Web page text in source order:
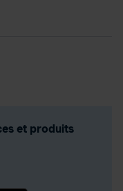
et produits